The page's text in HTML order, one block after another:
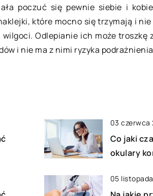
poczuć się pewnie siebie i
które mocno się trzymają i
Odlepianie ich może troszkę
i nie ma z nimi ryzyka
03 czerwca
Co jaki
okulary
05
budynków. Z
się wilgoci
uszkodzenia […]
życiu
poczuć się